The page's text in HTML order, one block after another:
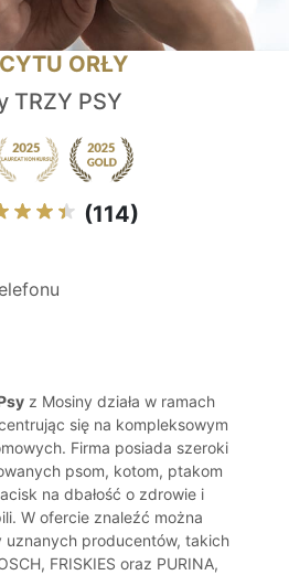
ORŁY
TRZY PSY
(114)
z Mosiny działa w ramach
się na kompleksowym
Firma posiada szeroki
psom, kotom, ptakom
na dbałość o zdrowie i
W ofercie znaleźć można
producentów, takich
FRISKIES oraz PURINA,